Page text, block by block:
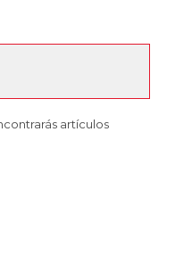
artículos